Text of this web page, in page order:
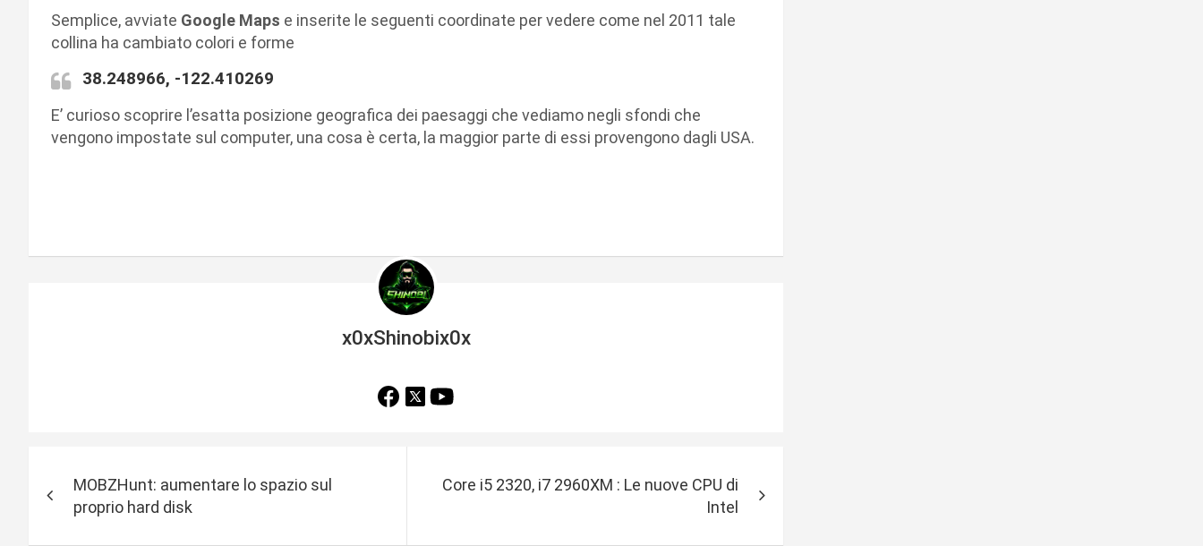
Semplice, avviate Google Maps e inserite le seguenti coordinate per vedere come nel 2011 tale
collina ha cambiato colori e forme
38.248966, -122.410269
E’ curioso scoprire l’esatta posizione geografica dei paesaggi che vediamo negli sfondi che
vengono impostate sul computer, una cosa è certa, la maggior parte di essi provengono dagli USA.
x0xShinobix0x
v
MOBZHunt: aumentare lo spazio sul
proprio hard disk
Core i5 2320, i7 2960XM : Le nuove CPU di
Intel